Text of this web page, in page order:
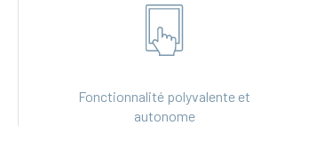
Fonctionnalité polyvalente et
autonome